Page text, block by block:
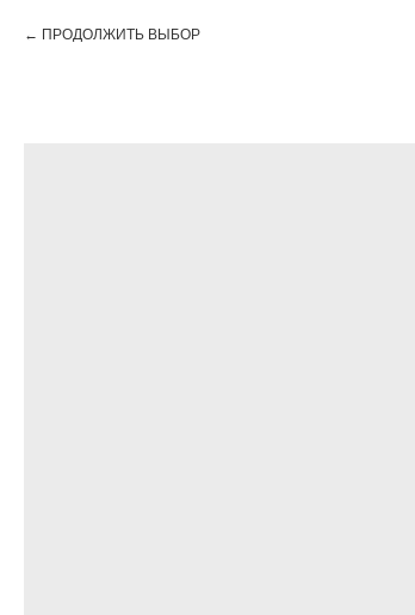
ПРОДОЛЖИТЬ ВЫБОР